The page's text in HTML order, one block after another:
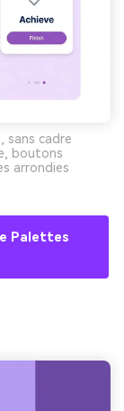
sans cadre
boutons
arrondies
Palettes